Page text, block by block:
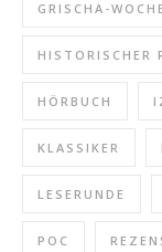
GRISCHA-WOCHE
HISTORISCHER
HÖRBUCH
KLASSIKER
LESERUNDE
POC